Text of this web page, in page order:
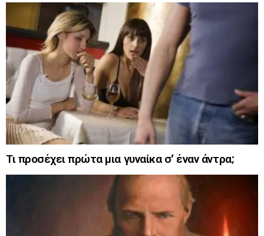
Τι προσέχει πρώτα μια γυναίκα σ’ έναν άντρα;